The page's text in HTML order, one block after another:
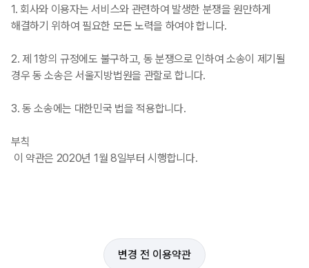
1. 회사와 이용자는 서비스와 관련하여 발생한 분쟁을 원만하게
해결하기 위하여 필요한 모든 노력을 하여야 합니다.
2. 제 1항의 규정에도 불구하고, 동 분쟁으로 인하여 소송이 제기될
경우 동 소송은 서울지방법원을 관할로 합니다.
3. 동 소송에는 대한민국 법을 적용합니다.
부칙
이 약관은 2020년 1월 8일부터 시행합니다.
변경 전 이용약관